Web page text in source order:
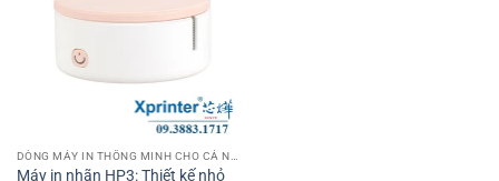
Máy in nhãn HP3: Thiết kế nhỏ